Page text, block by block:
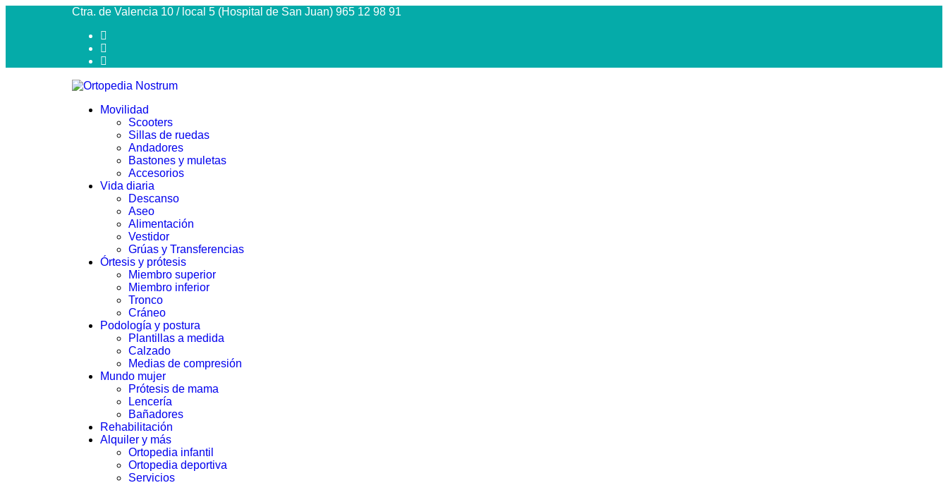
Ctra. de Valencia 10 / local 5 (Hospital de San Juan) 965 12 98 91
Movilidad
Scooters
Sillas de ruedas
Andadores
Bastones y muletas
Accesorios
Vida diaria
Descanso
Aseo
Alimentación
Vestidor
Grúas y Transferencias
Órtesis y prótesis
Miembro superior
Miembro inferior
Tronco
Cráneo
Podología y postura
Plantillas a medida
Calzado
Medias de compresión
Mundo mujer
Prótesis de mama
Lencería
Bañadores
Rehabilitación
Alquiler y más
Ortopedia infantil
Ortopedia deportiva
Servicios